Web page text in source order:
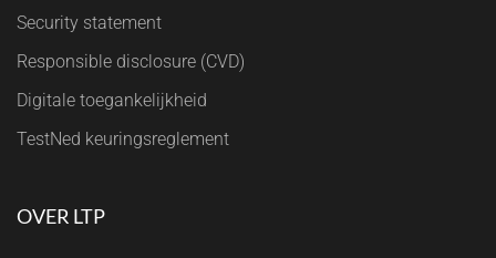
Security statement
Responsible disclosure (CVD)
Digitale toegankelijkheid
TestNed keuringsreglement
OVER LTP